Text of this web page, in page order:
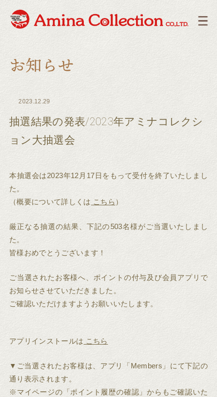
2023.12.29
抽選結果の発表/2023年アミナコレクシ
ョン大抽選会
本抽選会は2023年12月17日をもって受付を終了いたしまし
た。
（概要について詳しくは こちら ）
厳正なる抽選の結果、下記の503名様がご当選いたしまし
た。
皆様おめでとうございます！
ご当選されたお客様へ、ポイントの付与及び会員アプリで
お知らせさせていただきました。
ご確認いただけますようお願いいたします。
アプリインストールは こちら
▼ご当選されたお客様は、アプリ「Members」にて下記の
通り表示されます。
※マイページの「ポイント履歴の確認」からもご確認いた